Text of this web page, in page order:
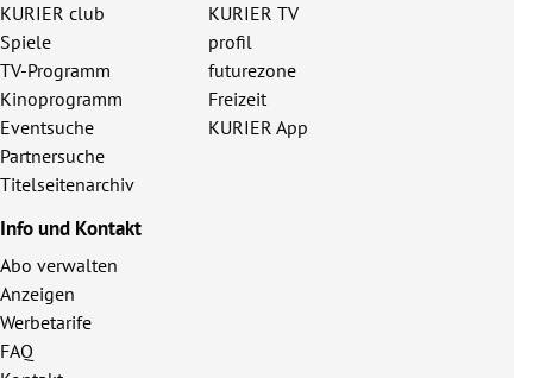
KURIER club
Spiele
TV-Programm
Kinoprogramm
Eventsuche
Partnersuche
Titelseitenarchiv
KURIER TV
profil
futurezone
Freizeit
KURIER App
Info und Kontakt
Abo verwalten
Anzeigen
Werbetarife
FAQ